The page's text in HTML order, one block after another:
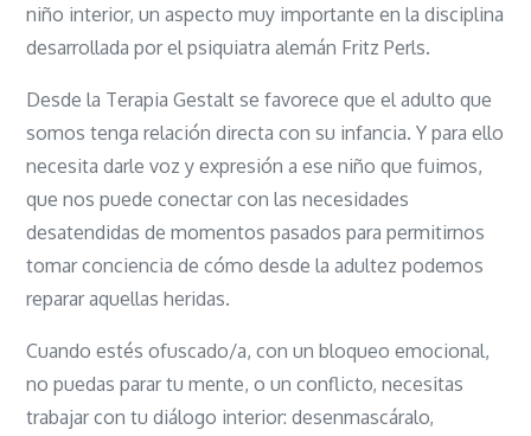
niño interior, un aspecto muy importante en la disciplina
desarrollada por el psiquiatra alemán Fritz Perls.
Desde la Terapia Gestalt se favorece que el adulto que
somos tenga relación directa con su infancia. Y para ello
necesita darle voz y expresión a ese niño que fuimos,
que nos puede conectar con las necesidades
desatendidas de momentos pasados para permitirnos
tomar conciencia de cómo desde la adultez podemos
reparar aquellas heridas.
Cuando estés ofuscado/a, con un bloqueo emocional,
no puedas parar tu mente, o un conflicto, necesitas
trabajar con tu diálogo interior: desenmascáralo,